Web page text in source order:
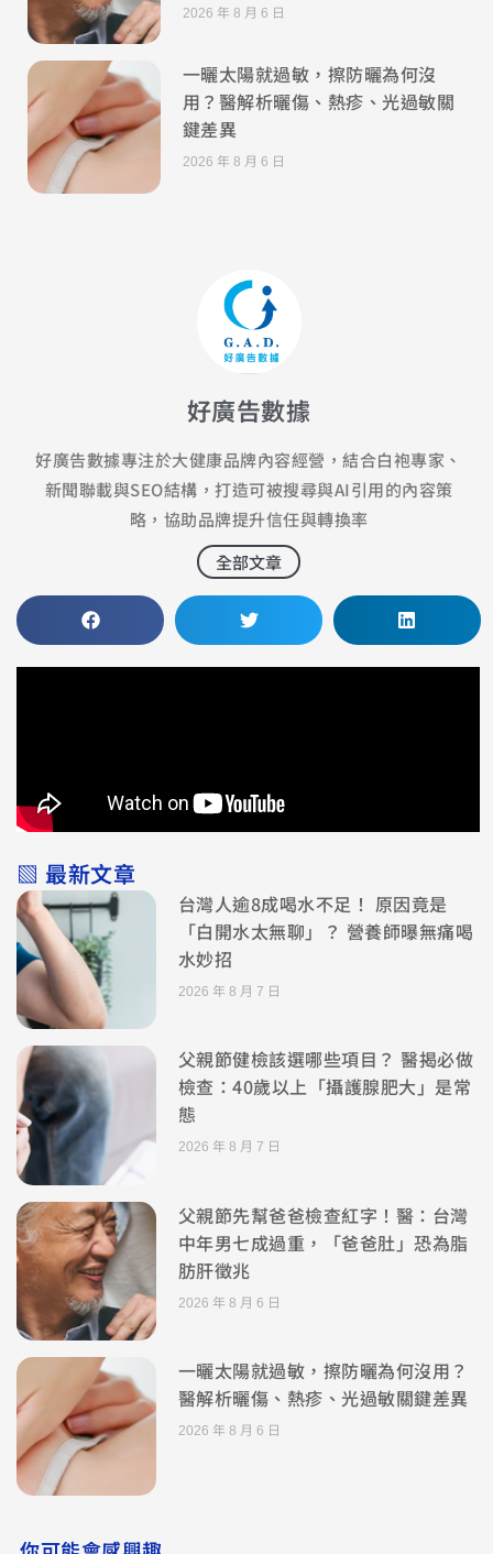
2026 年 8 月 6 日
一曬太陽就過敏，擦防曬為何沒
用？醫解析曬傷、熱疹、光過敏關
鍵差異
2026 年 8 月 6 日
好廣告數據
好廣告數據專注於大健康品牌內容經營，結合白袍專家、
新聞聯載與SEO結構，打造可被搜尋與AI引用的內容策
略，協助品牌提升信任與轉換率
全部文章
▧ 最新文章
台灣人逾8成喝水不足！ 原因竟是
「白開水太無聊」？ 營養師曝無痛喝
水妙招
2026 年 8 月 7 日
父親節健檢該選哪些項目？ 醫揭必做
檢查：40歲以上「攝護腺肥大」是常
態
2026 年 8 月 7 日
父親節先幫爸爸檢查紅字！醫：台灣
中年男七成過重，「爸爸肚」恐為脂
肪肝徵兆
2026 年 8 月 6 日
一曬太陽就過敏，擦防曬為何沒用？
醫解析曬傷、熱疹、光過敏關鍵差異
2026 年 8 月 6 日